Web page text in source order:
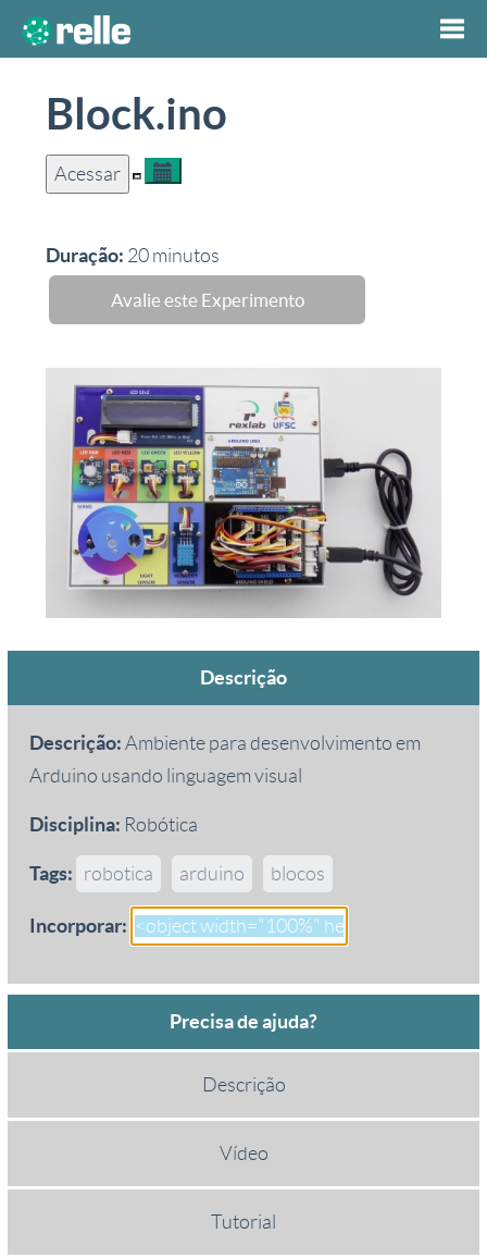
Block.ino
Acessar
Duração: 20 minutos
Avalie este Experimento
Descrição
Descrição:Ambiente para desenvolvimento em
Arduino usando linguagem visual
Disciplina: Robótica
Tags: robotica arduino blocos
Incorporar:
Precisa de ajuda?
Descrição
Vídeo
Tutorial